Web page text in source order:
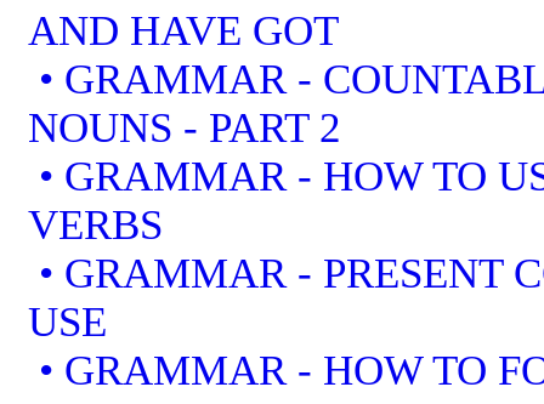
AND HAVE GOT
• GRAMMAR -
NOUNS - PART 2
• GRAMMAR - HOW TO
VERBS
• GRAMMAR - PRESENT
USE
• GRAMMAR - HOW TO